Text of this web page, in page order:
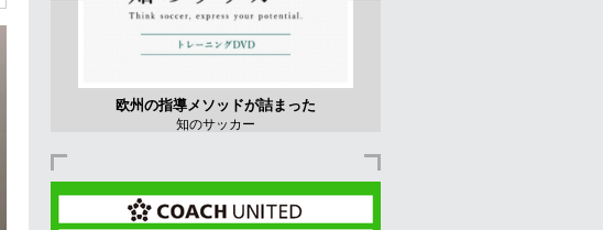
欧州の指導メソッドが詰まった
知のサッカー